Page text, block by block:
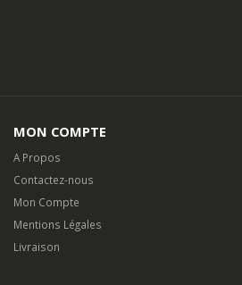
MON COMPTE
A Propos
Contactez-nous
Mon Compte
Mentions Légales
Livraison